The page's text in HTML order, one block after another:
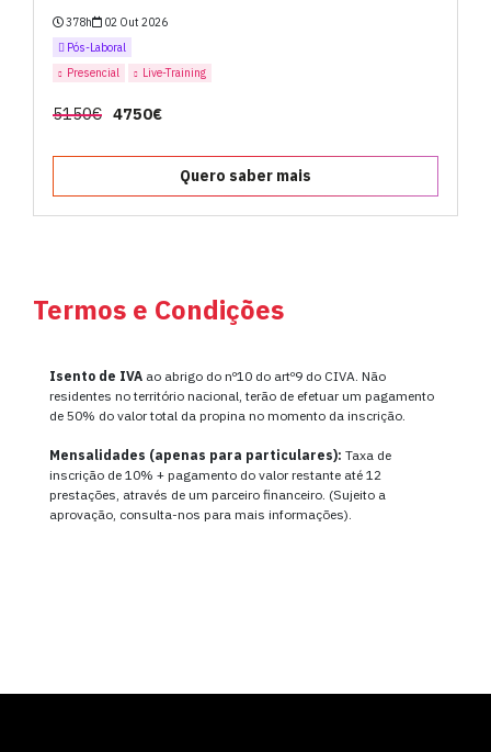
378h
02 Out 2026
Pós-Laboral
Presencial
Live-Training
5150€ 4750€
Quero saber mais
Termos e Condições
Isento de IVA ao abrigo do nº10 do artº9 do CIVA. Não
residentes no território nacional, terão de efetuar um pagamento
de 50% do valor total da propina no momento da inscrição.
Mensalidades (apenas para particulares): Taxa de
inscrição de 10% + pagamento do valor restante até 12
prestações, através de um parceiro financeiro. (Sujeito a
aprovação, consulta-nos para mais informações).